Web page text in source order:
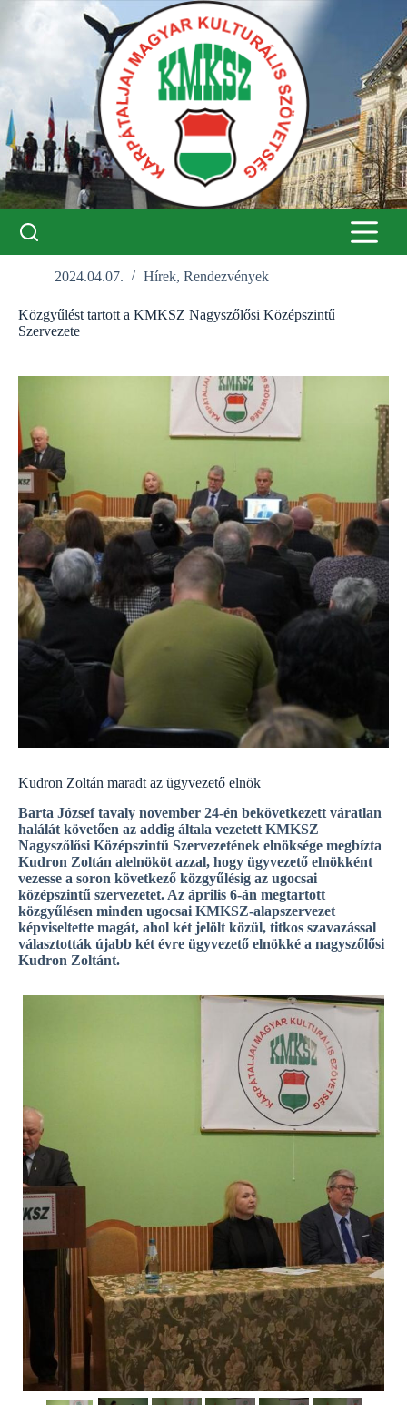
2024.04.07. Hírek, Rendezvények
Közgyűlést tartott a KMKSZ Nagyszőlősi Középszintű
Szervezete
Kudron Zoltán maradt az ügyvezető elnök
Barta József tavaly november 24-én bekövetkezett váratlan
halálát követően az addig általa vezetett KMKSZ
Nagyszőlősi Középszintű Szervezetének elnöksége megbízta
Kudron Zoltán alelnököt azzal, hogy ügyvezető elnökként
vezesse a soron következő közgyűlésig az ugocsai
középszintű szervezetet. Az április 6-án megtartott
közgyűlésen minden ugocsai KMKSZ-alapszervezet
képviseltette magát, ahol két jelölt közül, titkos szavazással
választották újabb két évre ügyvezető elnökké a nagyszőlősi
Kudron Zoltánt.